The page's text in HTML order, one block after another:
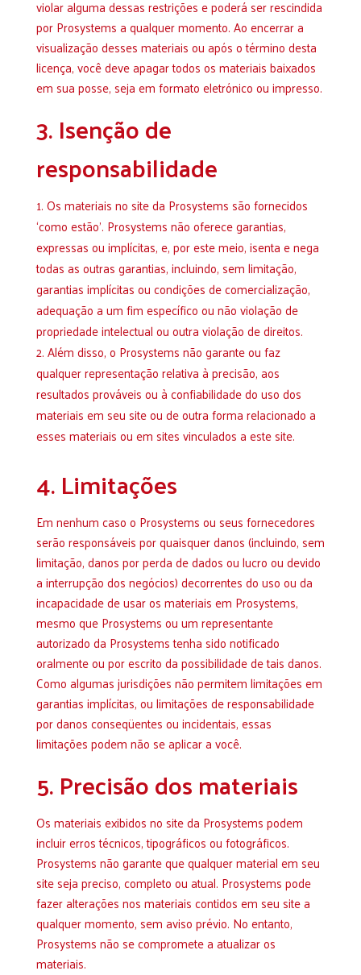
violar alguma dessas restrições e poderá ser rescindida
por Prosystems a qualquer momento. Ao encerrar a
visualização desses materiais ou após o término desta
licença, você deve apagar todos os materiais baixados
em sua posse, seja em formato eletrónico ou impresso.
3. Isenção de
responsabilidade
Os materiais no site da Prosystems são fornecidos
‘como estão’. Prosystems não oferece garantias,
expressas ou implícitas, e, por este meio, isenta e nega
todas as outras garantias, incluindo, sem limitação,
garantias implícitas ou condições de comercialização,
adequação a um fim específico ou não violação de
propriedade intelectual ou outra violação de direitos.
Além disso, o Prosystems não garante ou faz
qualquer representação relativa à precisão, aos
resultados prováveis ​​ou à confiabilidade do uso dos
materiais em seu site ou de outra forma relacionado a
esses materiais ou em sites vinculados a este site.
4. Limitações
Em nenhum caso o Prosystems ou seus fornecedores
serão responsáveis ​​por quaisquer danos (incluindo, sem
limitação, danos por perda de dados ou lucro ou devido
a interrupção dos negócios) decorrentes do uso ou da
incapacidade de usar os materiais em Prosystems,
mesmo que Prosystems ou um representante
autorizado da Prosystems tenha sido notificado
oralmente ou por escrito da possibilidade de tais danos.
Como algumas jurisdições não permitem limitações em
garantias implícitas, ou limitações de responsabilidade
por danos conseqüentes ou incidentais, essas
limitações podem não se aplicar a você.
5. Precisão dos materiais
Os materiais exibidos no site da Prosystems podem
incluir erros técnicos, tipográficos ou fotográficos.
Prosystems não garante que qualquer material em seu
site seja preciso, completo ou atual. Prosystems pode
fazer alterações nos materiais contidos em seu site a
qualquer momento, sem aviso prévio. No entanto,
Prosystems não se compromete a atualizar os
materiais.